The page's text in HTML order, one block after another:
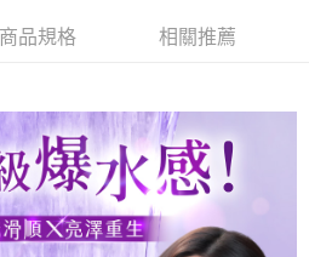
他人資訊註冊。若發現惡意使用之情形，
該用戶之使用額度並採取法律行動。
)免運費
商品規格 相關推薦